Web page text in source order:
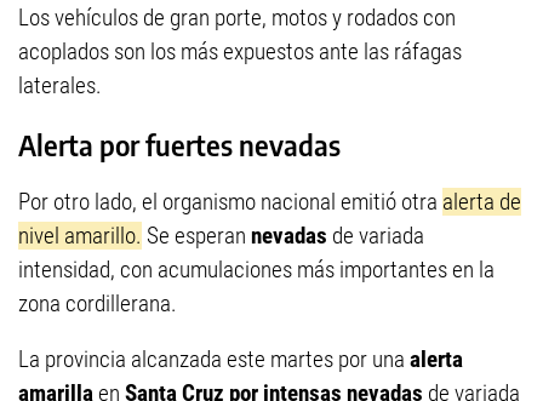
Los vehículos de gran porte, motos y rodados con
acoplados son los más expuestos ante las ráfagas
laterales.
Alerta por fuertes nevadas
Por otro lado, el organismo nacional emitió otra alerta de
nivel amarillo. Se esperan nevadas de variada
intensidad, con acumulaciones más importantes en la
zona cordillerana.
La provincia alcanzada este martes por una alerta
amarillaen Santa Cruz por intensas nevadas de variada